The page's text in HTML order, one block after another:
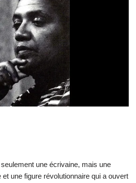
une écrivaine, mais une
une figure révolutionnaire qui a ouvert